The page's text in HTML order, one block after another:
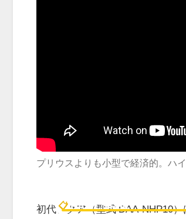
プリウスよりも小型で経済的。ハ
📋 BASIC SPEC
初代アクア（型式 DAA-NHP10